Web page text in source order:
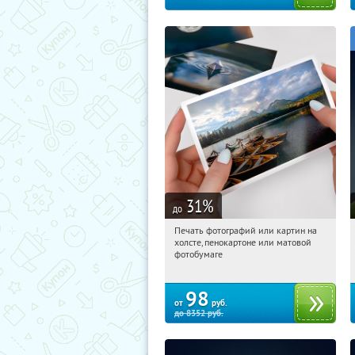
до 31%
12:00:21 Купили:
Электрозаводская
Печать фотографий или картин на
холсте, пенокартоне или матовой
фотобумаге
от 98 руб.
до8352руб.